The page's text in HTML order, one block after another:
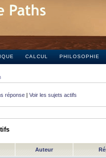
CALCUL PHILOSOPHIE
réponse | Voir les sujets actifs
Auteur